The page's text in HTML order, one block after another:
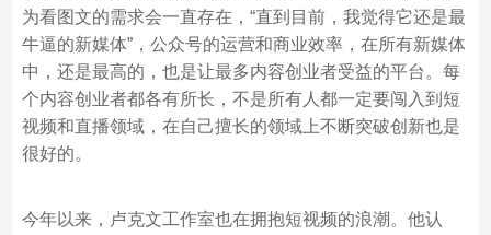
为看图文的需求会一直存在，“直到目前，我觉得它还是最
牛逼的新媒体”，公众号的运营和商业效率，在所有新媒体
中，还是最高的，也是让最多内容创业者受益的平台。每
个内容创业者都各有所长，不是所有人都一定要闯入到短
视频和直播领域，在自己擅长的领域上不断突破创新也是
很好的。
今年以来，卢克文工作室也在拥抱短视频的浪潮。他认